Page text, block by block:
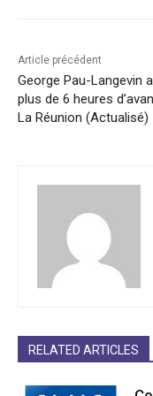
Article précédent
George Pau-Langevin
plus de 6 heures
La Réunion (Actualisé)
RELATED ARTICLES